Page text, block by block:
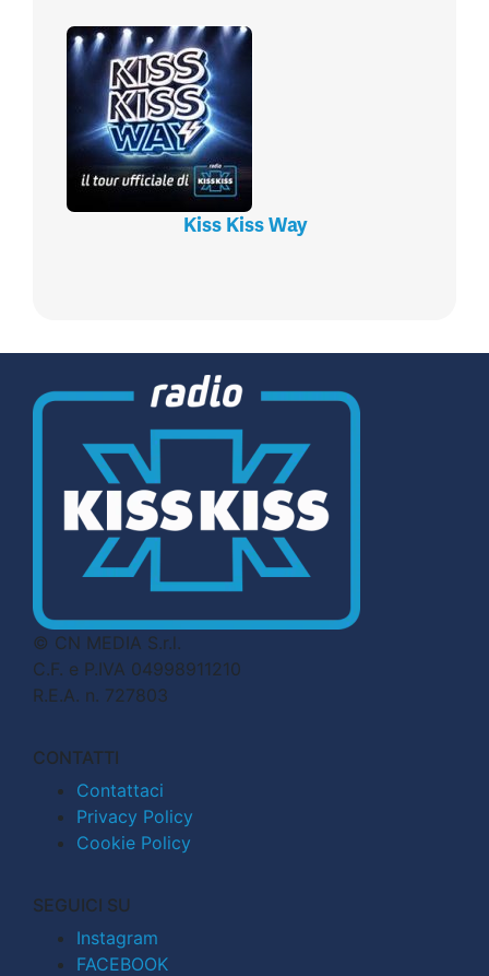
Kiss Kiss Way
© CN MEDIA S.r.l.
C.F. e P.IVA 04998911210
R.E.A. n. 727803
CONTATTI
Contattaci
Privacy Policy
Cookie Policy
SEGUICI SU
Instagram
FACEBOOK